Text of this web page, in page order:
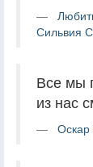
Сильвия
Все мы
из нас
Оскар